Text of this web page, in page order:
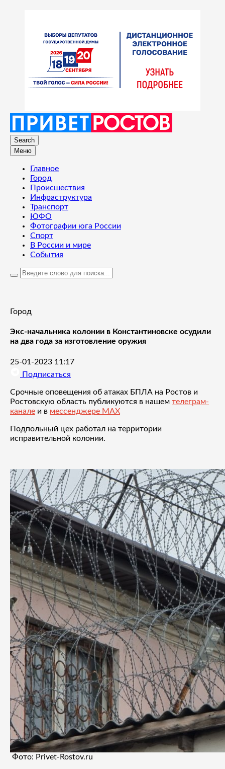
Search
Меню
Главное
Город
Происшествия
Инфраструктура
Транспорт
ЮФО
Фотографии юга России
Спорт
В России и мире
События
Город
Экс-начальника колонии в Константиновске осудили
на два года за изготовление оружия
25-01-2023 11:17
Подписаться
Срочные оповещения об атаках БПЛА на Ростов и
Ростовскую область публикуются в нашем телеграм-
канале и в мессенджере MAX
Подпольный цех работал на территории
исправительной колонии.
Фото: Privet-Rostov.ru